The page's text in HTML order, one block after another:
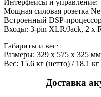
Интерфейсы и управление:
Мощная силовая розетка
Встроенный DSP-процессор
Входы: 3-pin XLR/Jack, 2 x
Габариты и вес:
Размеры: 329 x 575 x 325 мм
Вес: 15.6 кг (нетто) / 18.1 кг
Доставка